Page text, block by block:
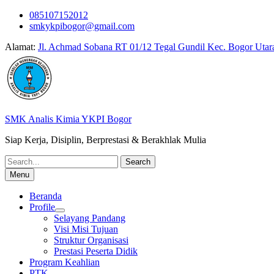
Skip
085107152012
smkykpibogor@gmail.com
Alamat: Jl. Achmad Sobana RT 01/12 Tegal Gundil Kec. Bogor
SMK Analis Kimia YKPI Bogor
Siap Kerja, Disiplin, Berprestasi & Berakhlak Mulia
Search
for:Menu
Beranda
Profile
Selayang Pandang
Visi Misi Tujuan
Struktur Organisasi
Prestasi Peserta Didik
Program Keahlian